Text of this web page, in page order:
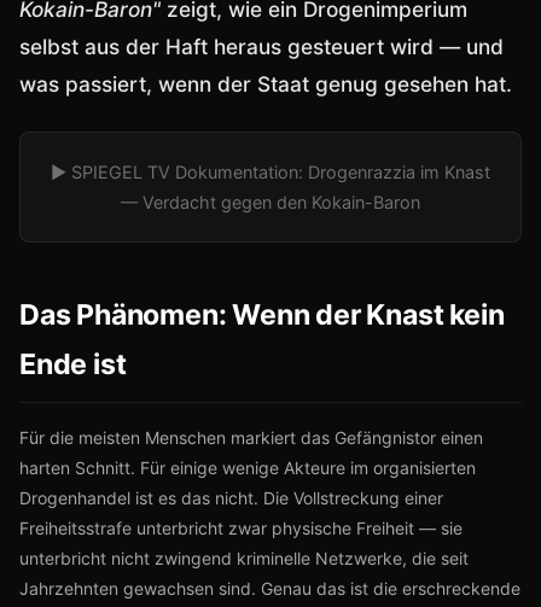
Kokain-Baron" zeigt, wie ein Drogenimperium
selbst aus der Haft heraus gesteuert wird — und
was passiert, wenn der Staat genug gesehen hat.
▶ SPIEGEL TV Dokumentation: Drogenrazzia im Knast
— Verdacht gegen den Kokain-Baron
Das Phänomen: Wenn der Knast kein
Ende ist
Für die meisten Menschen markiert das Gefängnistor einen
harten Schnitt. Für einige wenige Akteure im organisierten
Drogenhandel ist es das nicht. Die Vollstreckung einer
Freiheitsstrafe unterbricht zwar physische Freiheit — sie
unterbricht nicht zwingend kriminelle Netzwerke, die seit
Jahrzehnten gewachsen sind. Genau das ist die erschreckende